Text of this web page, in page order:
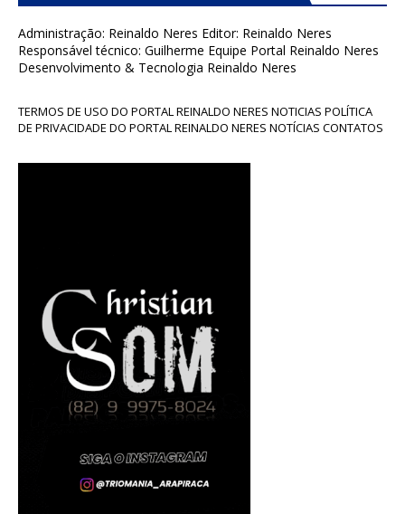
Administração: Reinaldo Neres Editor: Reinaldo Neres
Responsável técnico: Guilherme Equipe Portal Reinaldo Neres
Desenvolvimento & Tecnologia Reinaldo Neres
TERMOS DE USO DO PORTAL REINALDO NERES NOTICIAS POLÍTICA
DE PRIVACIDADE DO PORTAL REINALDO NERES NOTÍCIAS CONTATOS